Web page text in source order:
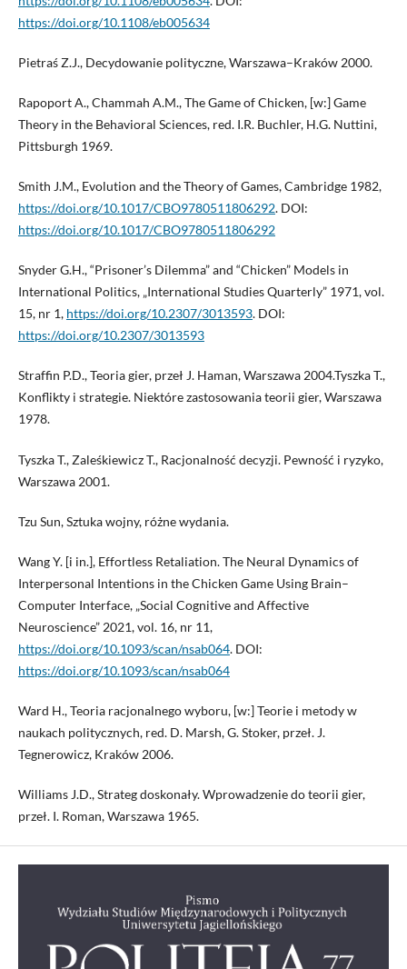
https://doi.org/10.1108/eb005634
Pietraś Z.J., Decydowanie polityczne, Warszawa–Kraków 2000.
Rapoport A., Chammah A.M., The Game of Chicken, [w:] Game
Theory in the Behavioral Sciences, red. I.R. Buchler, H.G. Nuttini,
Pittsburgh 1969.
Smith J.M., Evolution and the Theory of Games, Cambridge 1982,
https://doi.org/10.1017/CBO9780511806292. DOI:
https://doi.org/10.1017/CBO9780511806292
Snyder G.H., “Prisoner’s Dilemma” and “Chicken” Models in
International Politics, „International Studies Quarterly” 1971, vol.
15, nr 1, https://doi.org/10.2307/3013593. DOI:
https://doi.org/10.2307/3013593
Straffin P.D., Teoria gier, przeł J. Haman, Warszawa 2004.Tyszka T.,
Konflikty i strategie. Niektóre zastosowania teorii gier, Warszawa
1978.
Tyszka T., Zaleśkiewicz T., Racjonalność decyzji. Pewność i ryzyko,
Warszawa 2001.
Tzu Sun, Sztuka wojny, różne wydania.
Wang Y. [i in.], Effortless Retaliation. The Neural Dynamics of
Interpersonal Intentions in the Chicken Game Using Brain–
Computer Interface, „Social Cognitive and Affective
Neuroscience” 2021, vol. 16, nr 11,
https://doi.org/10.1093/scan/nsab064. DOI:
https://doi.org/10.1093/scan/nsab064
Ward H., Teoria racjonalnego wyboru, [w:] Teorie i metody w
naukach politycznych, red. D. Marsh, G. Stoker, przeł. J.
Tegnerowicz, Kraków 2006.
Williams J.D., Strateg doskonały. Wprowadzenie do teorii gier,
przeł. I. Roman, Warszawa 1965.